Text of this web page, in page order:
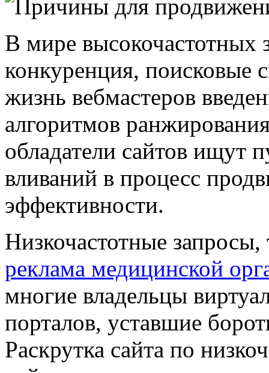
В мире высокочастотных
конкуренция, поисковые
жизнь вебмастеров
алгоритмов
обладатели сайтов ищут
вливаний в процесс
эффективности.
Низкочастотные
реклама медицинской
многие владельцы
порталов, уставшие
Раскрутка сайта по